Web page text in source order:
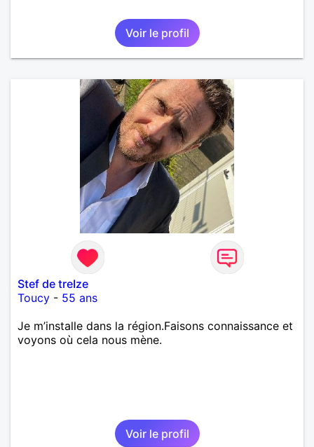
Voir le profil
Stef de treIze
Toucy - 55 ans
Je m’installe dans la région.Faisons connaissance et
voyons où cela nous mène.
Voir le profil